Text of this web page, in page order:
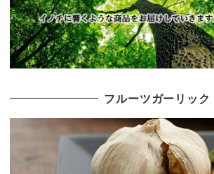
フルーツガーリック